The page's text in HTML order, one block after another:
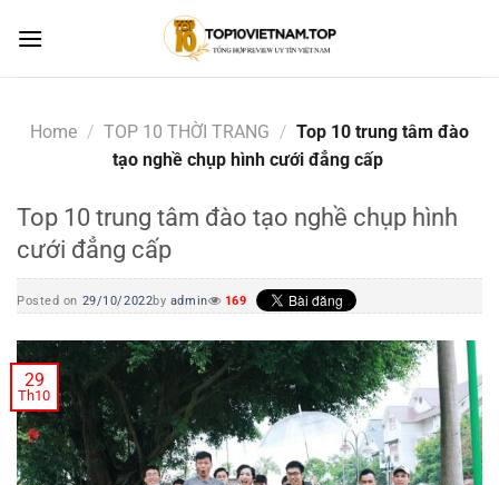
Home / TOP 10 THỜI TRANG / Top 10 trung tâm đào
tạo nghề chụp hình cưới đẳng cấp
Top 10 trung tâm đào tạo nghề chụp hình
cưới đẳng cấp
Posted on 29/10/2022by admin 169
29
Th10